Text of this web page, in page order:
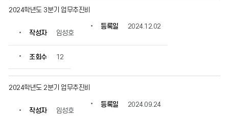
2024학년도 3분기 업무추진비
작성자 임성호
등록일 2024.12.02
조회수 12
2024학년도 2분기 업무추진비
작성자 임성호
등록일 2024.09.24